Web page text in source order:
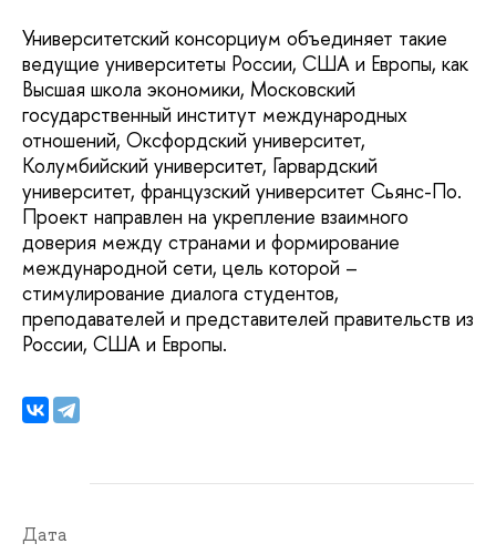
Университетский консорциум объединяет такие
ведущие университеты России, США и Европы, как
Высшая школа экономики, Московский
государственный институт международных
отношений, Оксфордский университет,
Колумбийский университет, Гарвардский
университет, французский университет Сьянс-По.
Проект направлен на укрепление взаимного
доверия между странами и формирование
международной сети, цель которой –
стимулирование диалога студентов,
преподавателей и представителей правительств из
России, США и Европы.
Дата